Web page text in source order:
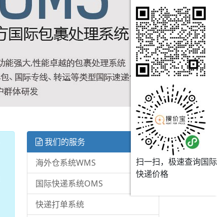
我们的服务
海外仓系统WMS
国际快递系统OMS
快递打单系统
扫一扫，极速查询国际
快递价格